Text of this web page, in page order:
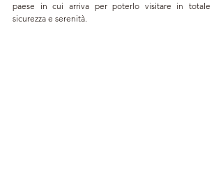
paese in cui arriva per poterlo visitare in totale
sicurezza e serenità.